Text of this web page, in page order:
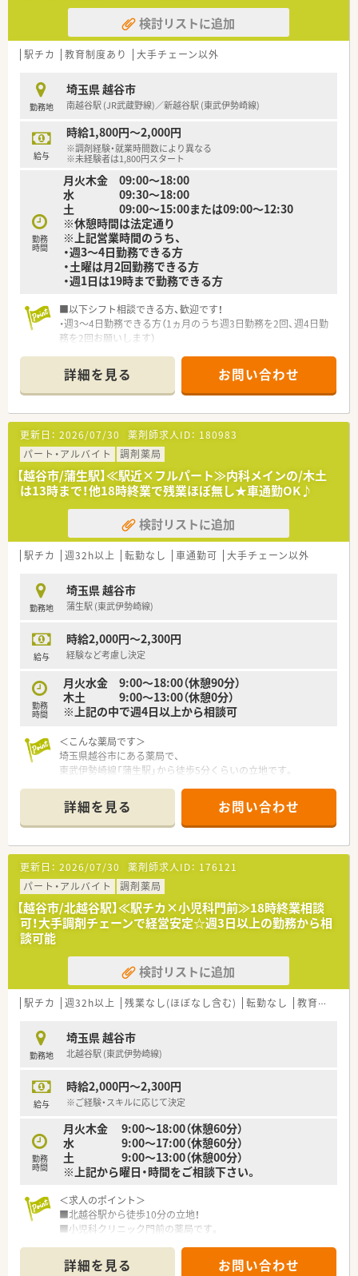
検討リストに追加
駅チカ 教育制度あり 大手チェーン以外
勤務地
埼玉県 越谷市
南越谷駅 (JR武蔵野線)／新越谷駅 (東武伊勢崎線)
給与
時給1,800円～2,000円
※調剤経験・就業時間数により異なる
※未経験者は1,800円スタート
勤務
時間
月火木金 09:00～18:00
水 09:30～18:00
土 09:00～15:00または09:00～12:30
※休憩時間は法定通り
※上記営業時間のうち、
・週3～4日勤務できる方
・土曜は月2回勤務できる方
・週1日は19時まで勤務できる方
■以下シフト相談できる方、歓迎です！
・週3～4日勤務できる方（1ヵ月のうち週3日勤務を2回、週4日勤
務を2回お願いします）
・週1日で19時まで勤務できる方
■駅前にあるので通勤には非常に便利♪お仕事後にお買い物を
して帰宅できる好立地です。
■お人柄重視の採用！スキルに自信がない方も丁寧に教えます。
・・＊ 薬局の特徴 ＊・・
■越谷市内にて2店舗を運営する企業です。
■ヘルプなどで店舗同士交流があり、全体的にアットホームな会
社様です。
詳細を見る お問い合わせ
更新日： 2026/07/30 薬剤師求人ID： 180983
パート・アルバイト
調剤薬局
【越谷市/蒲生駅】≪駅近×フルパート≫内科メインの/木土
は13時まで！他18時終業で残業ほぼ無し★車通勤OK♪
検討リストに追加
駅チカ 週32h以上 転勤なし 車通勤可 大手チェーン以外
勤務地
埼玉県 越谷市
蒲生駅 (東武伊勢崎線)
給与
時給2,000円～2,300円
経験など考慮し決定
勤務
時間
月火水金 9:00～18:00（休憩90分）
木土 9:00～13:00（休憩0分）
※上記の中で週4日以上から相談可
＜こんな薬局です＞
埼玉県越谷市にある薬局で、
東武伊勢崎線「蒲生駅」から徒歩5分くらいの立地です。
店舗間で協力しながら運営をしています！
門前の医療機関は脳神経内をメインに診療しており、
1日100～120枚程度の処方箋を応需しております。
薬剤師は常時4～5名体制となります。
門前の医療機関とは良好な関係で、協力して地域の患者様の健康
サポートに従事できる環境です！
＜こんな会社です＞
富山県も本社を置き、富山・石川・東京・埼玉に26店舗の薬局を展
開している調剤薬局チェーンの会社です。
を運営しており、
地域包括ケアシステムを見据え、地域貢献に力を入れている会社
です。
現在の代表は2代目で50代の男性薬剤師様で、代表の実直なお人
従業員様とそのご家族様も大切に考えてたいという代表の思い
から、ワークライフバランスを重視した経営をされており、
家族関係の休暇などは休みを推奨される等、働きながらの私生活
詳細を見る お問い合わせ
更新日： 2026/07/30 薬剤師求人ID： 176121
パート・アルバイト
調剤薬局
【越谷市/北越谷駅】≪駅チカ×小児科門前≫18時終業相談
可！大手調剤チェーンで経営安定☆週3日以上の勤務から相
談可能
検討リストに追加
駅チカ 週32h以上 残業なし(ほぼなし含む) 転勤なし 教育制度あり
勤務地
埼玉県 越谷市
北越谷駅 (東武伊勢崎線)
給与
時給2,000円～2,300円
※ご経験・スキルに応じて決定
勤務
時間
月火木金 9:00～18:00（休憩60分）
水 9:00～17:00（休憩60分）
土 9:00～13:00（休憩00分）
※上記から曜日・時間をご相談下さい。
＜求人のポイント＞
■北越谷駅から徒歩10分の立地！
■小児科クリニック門前の薬局です。
■大手調剤チェーンの薬局で経営も安定しています♪
詳細を見る お問い合わせ